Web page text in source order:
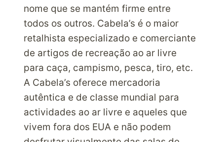
nome que se mantém firme entre
todos os outros. Cabela’s é o maior
retalhista especializado e comerciante
de artigos de recreação ao ar livre
para caça, campismo, pesca, tiro, etc.
A Cabela’s oferece mercadoria
autêntica e de classe mundial para
actividades ao ar livre e aqueles que
vivem fora dos EUA e não podem